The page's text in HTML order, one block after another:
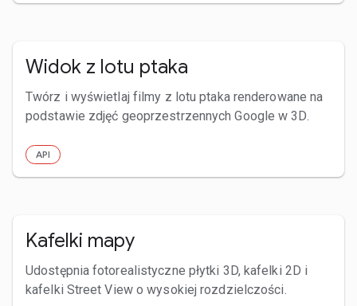
Widok z lotu ptaka
Twórz i wyświetlaj filmy z lotu ptaka renderowane na
podstawie zdjęć geoprzestrzennych Google w 3D.
API
Kafelki mapy
Udostępnia fotorealistyczne płytki 3D, kafelki 2D i
kafelki Street View o wysokiej rozdzielczości.